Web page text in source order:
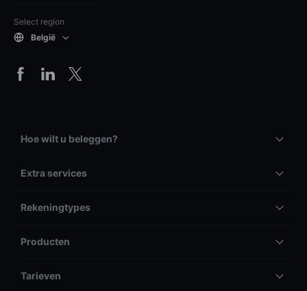
Select region
België
Hoe wilt u beleggen?
Extra services
Rekeningtypes
Producten
Tarieven